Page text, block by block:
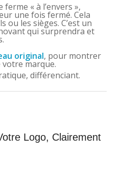
ferme « à l’envers »,
une fois fermé. Cela
ou les sièges. C’est un
qui surprendra et
original, pour montrer
votre marque.
différenciant.
Logo, Clairement